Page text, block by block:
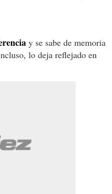
y se sabe de memoria
lo deja reflejado en